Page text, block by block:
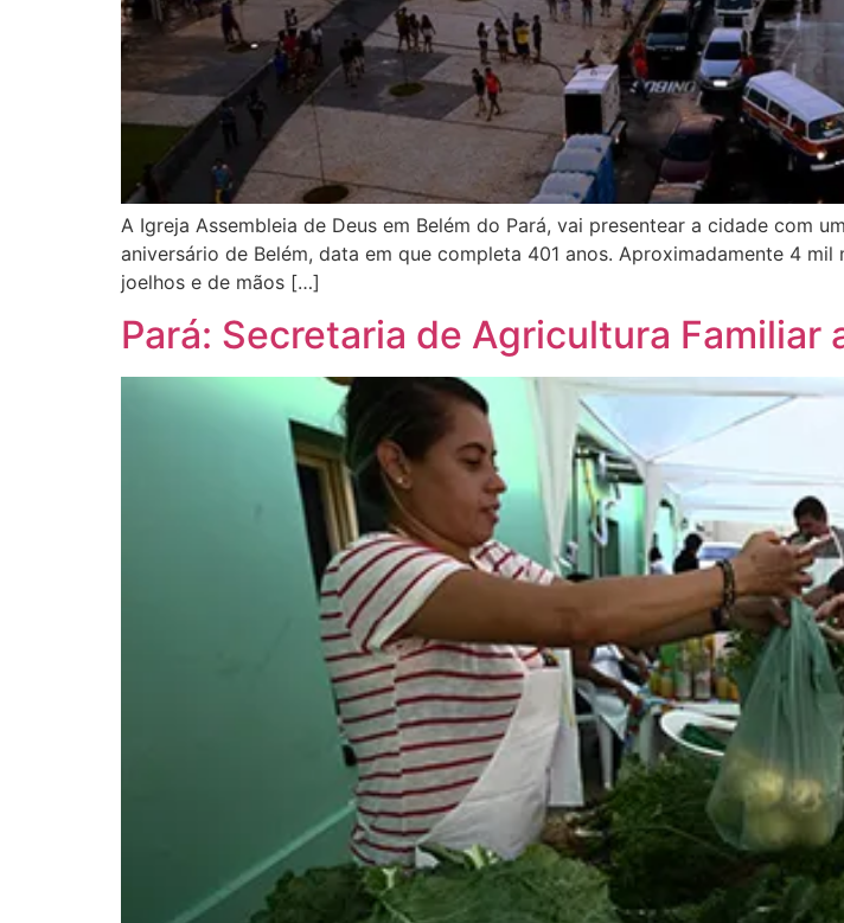
A Igreja Assembleia de Deus em Belém do Pará, vai presentear a cidade com
aniversário de Belém, data em que completa 401 anos. Aproximadamente 4
joelhos e de mãos […]
Pará: Secretaria de Agricultura Familiar